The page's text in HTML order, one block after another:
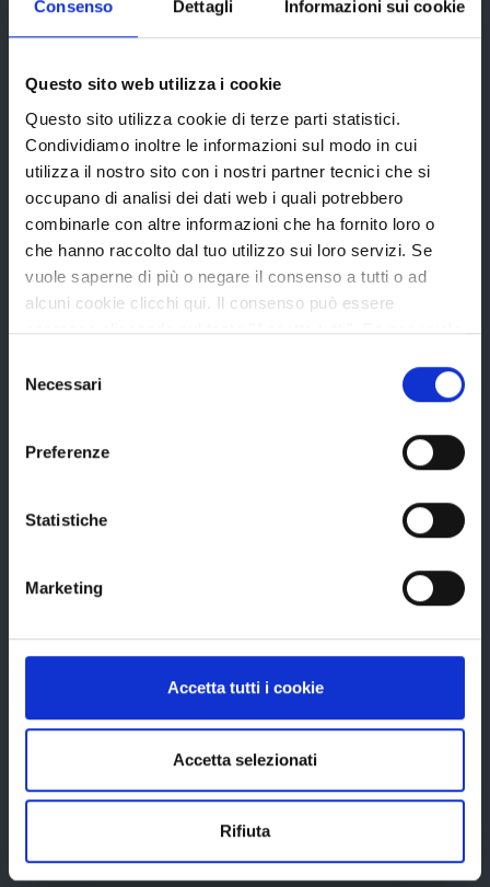
Consenso Dettagli Informazioni sui cookie
Questo sito web utilizza i cookie
Questo sito utilizza cookie di terze parti statistici.
Condividiamo inoltre le informazioni sul modo in cui
utilizza il nostro sito con i nostri partner tecnici che si
occupano di analisi dei dati web i quali potrebbero
combinarle con altre informazioni che ha fornito loro o
che hanno raccolto dal tuo utilizzo sui loro servizi. Se
vuole saperne di più o negare il consenso a tutti o ad
alcuni cookie clicchi qui. Il consenso può essere
espresso cliccando sul tasto "Accetta tutti". Se non vuole
tasto "Rifiuta".
delNecessari
Preferenze
Statistiche
Marketing
Accetta tutti i cookie
Accetta selezionati
Rifiuta
Provincia di Reggio Emilia
La Provincia
Organi di governo
Amministrazione Trasparente
Storia della Provincia
Elezioni
Avvisi pubblici